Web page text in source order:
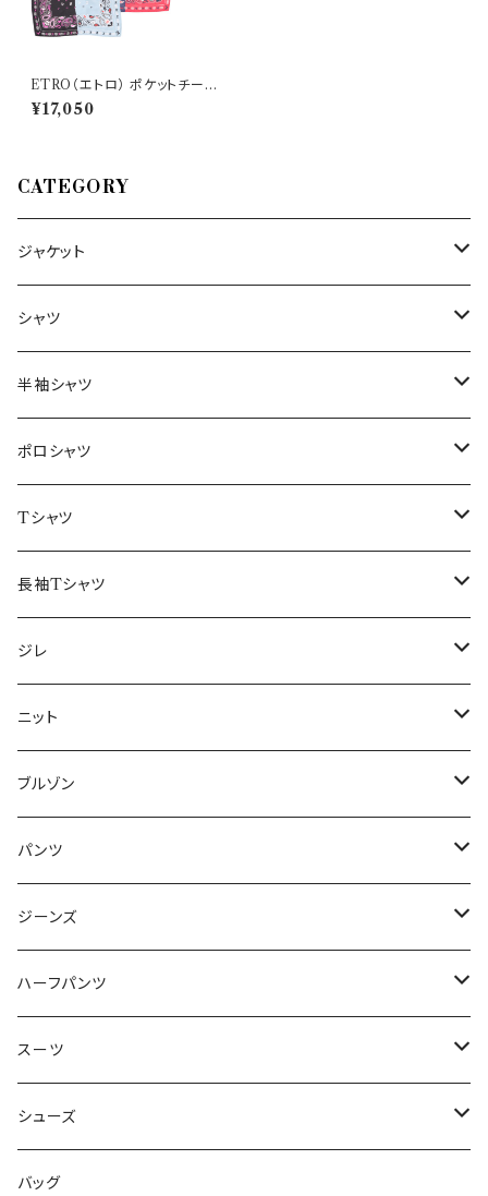
ETRO（エトロ） ポケットチーフ
Y12 1T199 5065 200 32011
¥17,050
CATEGORY
ジャケット
～44/S
46/M
48/L
50/XL～
シャツ
～44/S
46/M
48/L
50/XL～
半袖シャツ
～44/S
46/M
48/L
50/XL～
ポロシャツ
～44/S
46/M
48/L
50/XL～
Tシャツ
～44/S
46/M
48/L
50/XL～
長袖Tシャツ
～44/S
46/M
48/L
50/XL～
ジレ
～44/S
46/M
48/L
50/XL～
ニット
～44/S
46/M
48/L
50/XL～
ブルゾン
～44/S
46/M
48/L
50/XL～
パンツ
～44/S
46/M
48/L
50/XL～
ジーンズ
～44/S
46/M
48/L
50/XL～
ハーフパンツ
～44/S
46/M
48/L
スーツ
～44/S
46/M
シューズ
～25.5cm
バッグ